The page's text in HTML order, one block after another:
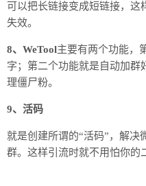
可以把长链接变成短链接，
失效。
8、WeTool主要有两个功能，
字；第二个功能就是自动加群
理僵尸粉。
9、活码
就是创建所谓的“活码”，解决
群。这样引流时就不用怕你的